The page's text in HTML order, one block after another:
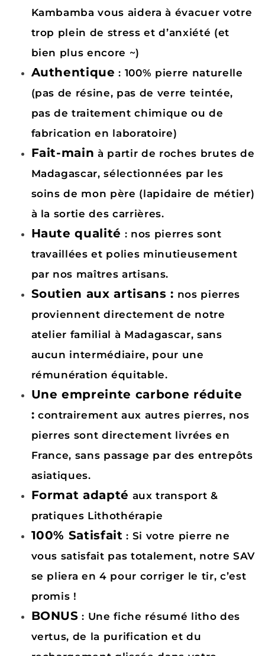
Kambamba vous aidera à évacuer votre
trop plein de stress et d’anxiété (et
bien plus encore ~)
Authentique : 100% pierre naturelle
(pas de résine, pas de verre teintée,
pas de traitement chimique ou de
fabrication en laboratoire)
Fait-main à partir de roches brutes de
Madagascar, sélectionnées par les
soins de mon père (lapidaire de métier)
à la sortie des carrières.
Haute qualité : nos pierres sont
travaillées et polies minutieusement
par nos maîtres artisans.
Soutien aux artisans : nos pierres
proviennent directement de notre
atelier familial à Madagascar, sans
aucun intermédiaire, pour une
rémunération équitable.
Une empreinte carbone réduite
: contrairement aux autres pierres, nos
pierres sont directement livrées en
France, sans passage par des entrepôts
asiatiques.
Format adapté aux transport &
pratiques Lithothérapie
100% Satisfait : Si votre pierre ne
vous satisfait pas totalement, notre SAV
se pliera en 4 pour corriger le tir, c’est
promis !
BONUS : Une fiche résumé litho des
vertus, de la purification et du